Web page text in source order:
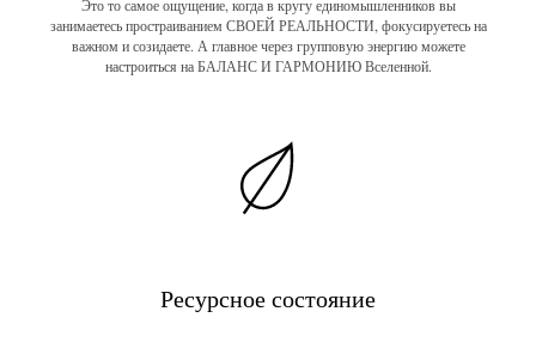
Это то самое ощущение, когда в кругу единомышленников вы
занимаетесь простраиванием СВОЕЙ РЕАЛЬНОСТИ, фокусируетесь на
важном и созидаете. А главное через групповую энергию можете
настроиться на БАЛАНС И ГАРМОНИЮ Вселенной.
Ресурсное состояние